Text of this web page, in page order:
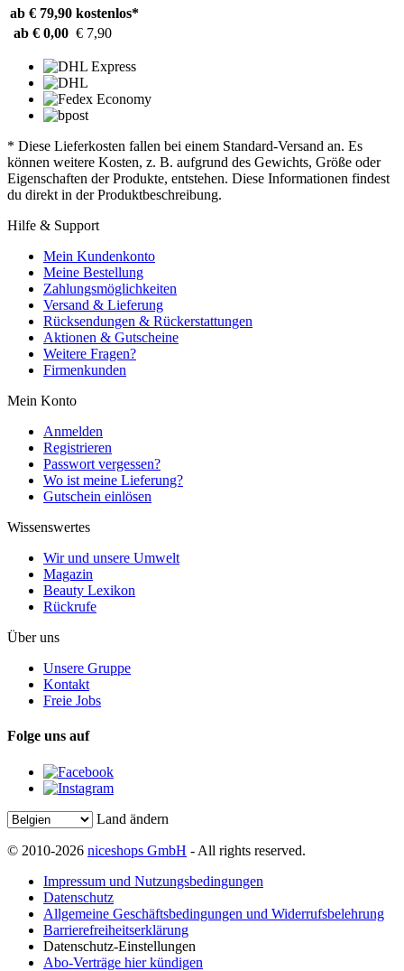
ab € 79,90 kostenlos*
ab € 0,00 € 7,90
* Diese Lieferkosten fallen bei einem Standard-Versand an. Es
können weitere Kosten, z. B. aufgrund des Gewichts, Größe oder
Eigenschaften der Produkte, entstehen. Diese Informationen findest
du direkt in der Produktbeschreibung.
Hilfe & Support
Mein Kundenkonto
Meine Bestellung
Zahlungsmöglichkeiten
Versand & Lieferung
Rücksendungen & Rückerstattungen
Aktionen & Gutscheine
Weitere Fragen?
Firmenkunden
Mein Konto
Anmelden
Registrieren
Passwort vergessen?
Wo ist meine Lieferung?
Gutschein einlösen
Wissenswertes
Wir und unsere Umwelt
Magazin
Beauty Lexikon
Rückrufe
Über uns
Unsere Gruppe
Kontakt
Freie Jobs
Folge uns auf
Land ändern
© 2010-2026 niceshops GmbH - All rights reserved.
Impressum und Nutzungsbedingungen
Datenschutz
Allgemeine Geschäftsbedingungen und Widerrufsbelehrung
Barrierefreiheitserklärung
Datenschutz-Einstellungen
Abo-Verträge hier kündigen